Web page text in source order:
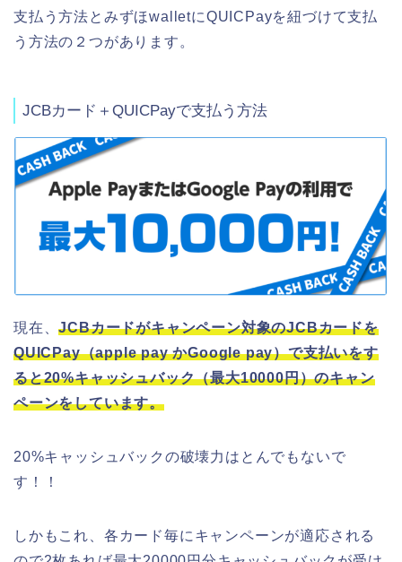
支払う方法とみずほwalletにQUICPayを紐づけて支払
う方法の２つがあります。
JCBカード＋QUICPayで支払う方法
現在、JCBカードがキャンペーン対象のJCBカードを
QUICPay（apple pay かGoogle pay）で支払いをす
ると20%キャッシュバック（最大10000円）のキャン
ペーンをしています。
20%キャッシュバックの破壊力はとんでもないで
す！！
しかもこれ、各カード毎にキャンペーンが適応される